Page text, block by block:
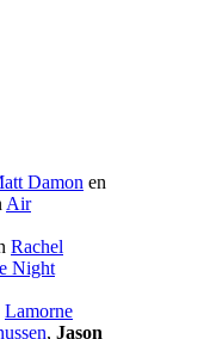
Damon en
Air
Rachel
Night
Lamorne
, Jason